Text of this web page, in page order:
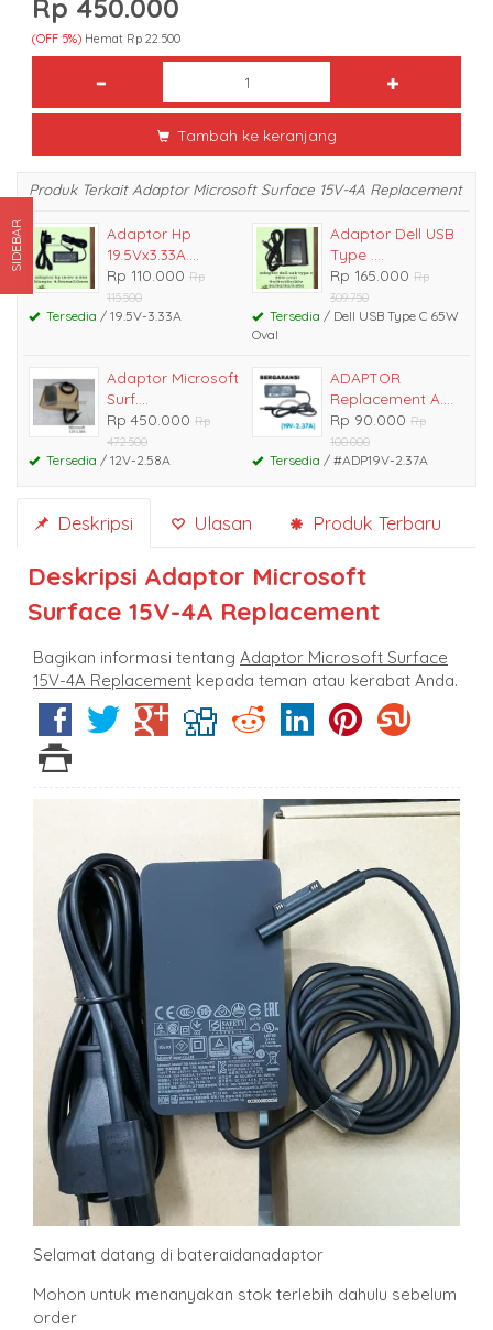
Rp 450.000
(OFF 5%) Hemat Rp 22.500
Tambah ke keranjang
Produk Terkait Adaptor Microsoft Surface 15V-4A Replacement
Adaptor Hp
19.5Vx3.33A....
Rp 110.000 Rp
115.500
Tersedia / 19.5V-3.33A
Adaptor Dell USB
Type ....
Rp 165.000 Rp
309.750
Tersedia / Dell USB Type C 65W
Oval
Adaptor Microsoft
Surf....
Rp 450.000 Rp
472.500
Tersedia / 12V-2.58A
ADAPTOR
Replacement A....
Rp 90.000 Rp
100.000
Tersedia / #ADP19V-2.37A
Deskripsi Ulasan Produk Terbaru
Deskripsi Adaptor Microsoft
Surface 15V-4A Replacement
Bagikan informasi tentang Adaptor Microsoft Surface
15V-4A Replacement kepada teman atau kerabat Anda.
Selamat datang di bateraidanadaptor
Mohon untuk menanyakan stok terlebih dahulu sebelum
order
SIDEBAR